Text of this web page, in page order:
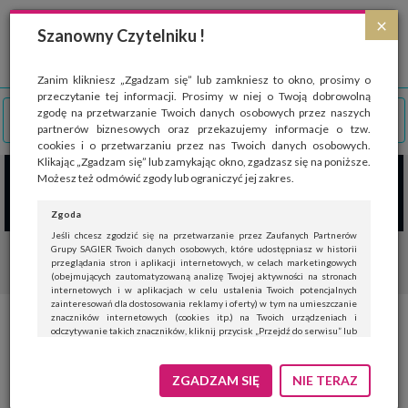
×
Szanowny Czytelniku !
Zanim klikniesz „Zgadzam się” lub zamkniesz to okno, prosimy o
przeczytanie tej informacji. Prosimy w niej o Twoją dobrowolną
zgodę na przetwarzanie Twoich danych osobowych przez naszych
partnerów biznesowych oraz przekazujemy informacje o tzw.
cookies i o przetwarzaniu przez nas Twoich danych osobowych.
Klikając „Zgadzam się” lub zamykając okno, zgadzasz się na poniższe.
Możesz też odmówić zgody lub ograniczyć jej zakres.
Zgoda
Jeśli chcesz zgodzić się na przetwarzanie przez Zaufanych Partnerów
Grupy SAGIER Twoich danych osobowych, które udostępniasz w historii
przeglądania stron i aplikacji internetowych, w celach marketingowych
(obejmujących zautomatyzowaną analizę Twojej aktywności na stronach
internetowych i w aplikacjach w celu ustalenia Twoich potencjalnych
zainteresowań dla dostosowania reklamy i oferty) w tym na umieszczanie
znaczników internetowych (cookies itp.) na Twoich urządzeniach i
odczytywanie takich znaczników, kliknij przycisk „Przejdź do serwisu” lub
Jeśli nie chcesz wyrazić zgody, kliknij „Nie teraz”.
Wyrażenie zgody jest dobrowolne. Możesz edytować zakres zgody, w tym
ZGADZAM SIĘ NIE TERAZ
Strona wykorzystuje pliki cookies, które służą głównie do celów statystycznych.
Wyrażając zgodę na używanie 'cookies', zezwalasz na zapisanie ich w pamięci
przeglądarki. Przejdź do
polityki cookies
Panie doktorze, boli mnie w
klatce piersiowej – czy to jest